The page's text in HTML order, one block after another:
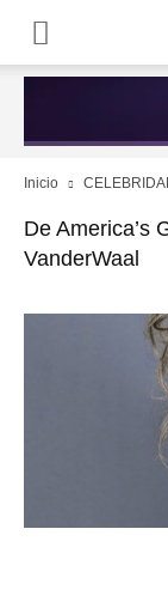
Inicio
De America’s
VanderWaal